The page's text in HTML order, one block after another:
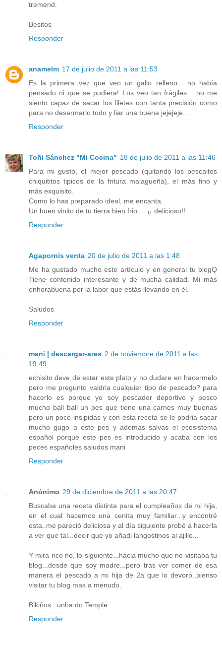
tremend.
Besitos
Responder
anamelm 17 de julio de 2011 a las 11:53
Es la primera vez que veo un gallo relleno... no había
pensado ni que se pudiera! Los veo tan frágiles... no me
siento capaz de sacar los filetes con tanta precisión como
para no desarmarlo todo y liar una buena jejejeje...
Responder
Toñi Sánchez "Mi Cocina" 18 de julio de 2011 a las 11:46
Para mi gusto, el mejor pescado (quitando los pescaitos
chiquititos tipicos de la fritura malagueña), el más fino y
más exquisito.
Como lo has preparado ideal, me encanta.
Un buen vinito de tu tierra bien frio.... ¡¡ delicioso!!
Responder
Agapornis venta 20 de julio de 2011 a las 1:48
Me ha gustado mucho este artículo y en general tu blogQ
Tiene contenido interesante y de mucha calidad. Mi más
enhorabuena por la labor que estás llevando en él.
Saludos
Responder
mani | descargar-ares 2 de noviembre de 2011 a las
19:49
echisito deve de estar este plato y no dudare en hacermelo
pero me pregunto valdria cualquier tipo de pescado? para
hacerlo es porque yo soy pescador deportivo y pesco
mucho ball ball un pes que tiene una carnes muy buenas
pero un poco insipidas y con esta receta se le podria sacar
mucho gugo a este pes y ademas salvas el ecosistema
español porque este pes es introducido y acaba con los
peces españoles saludos mani
Responder
Anónimo 29 de diciembre de 2011 a las 20:47
Buscaba una receta distinta para el cumpleaños de mi hija,
en el cual hacemos una cenita muy familiar...y encontré
esta..me pareció deliciosa y al día siguiente probé a hacerla
a ver que tal...decir que yo añadi langostinos al ajillo...
Y mira rico no, lo siguiente...hacia mucho que no visitaba tu
blog...desde que soy madre...pero tras ver comer de esa
manera el pescado a mi hija de 2a que lo devoró..pienso
visitar tu blog mas a menudo.
Bikiños...unha do Temple
Responder